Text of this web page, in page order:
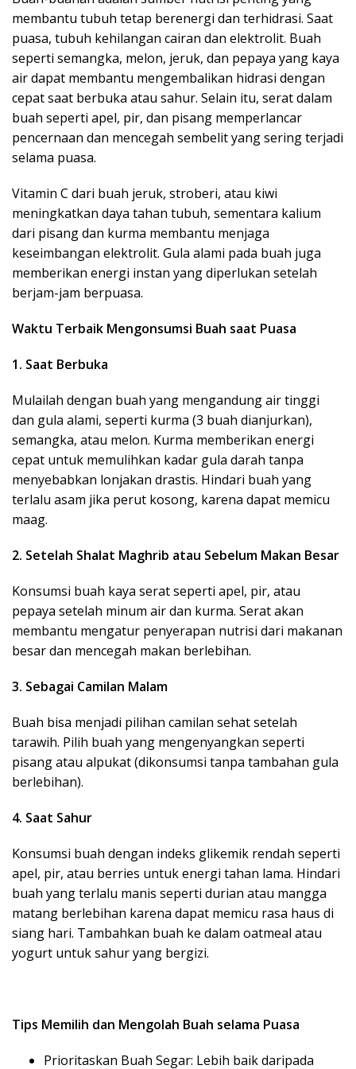
membantu tubuh tetap berenergi dan terhidrasi. Saat
puasa, tubuh kehilangan cairan dan elektrolit. Buah
seperti semangka, melon, jeruk, dan pepaya yang kaya
air dapat membantu mengembalikan hidrasi dengan
cepat saat berbuka atau sahur. Selain itu, serat dalam
buah seperti apel, pir, dan pisang memperlancar
pencernaan dan mencegah sembelit yang sering terjadi
selama puasa.
Vitamin C dari buah jeruk, stroberi, atau kiwi
meningkatkan daya tahan tubuh, sementara kalium
dari pisang dan kurma membantu menjaga
keseimbangan elektrolit. Gula alami pada buah juga
memberikan energi instan yang diperlukan setelah
berjam-jam berpuasa.
Waktu Terbaik Mengonsumsi Buah saat Puasa
1. Saat Berbuka
Mulailah dengan buah yang mengandung air tinggi
dan gula alami, seperti kurma (3 buah dianjurkan),
semangka, atau melon. Kurma memberikan energi
cepat untuk memulihkan kadar gula darah tanpa
menyebabkan lonjakan drastis. Hindari buah yang
terlalu asam jika perut kosong, karena dapat memicu
maag.
2. Setelah Shalat Maghrib atau Sebelum Makan Besar
Konsumsi buah kaya serat seperti apel, pir, atau
pepaya setelah minum air dan kurma. Serat akan
membantu mengatur penyerapan nutrisi dari makanan
besar dan mencegah makan berlebihan.
3. Sebagai Camilan Malam
Buah bisa menjadi pilihan camilan sehat setelah
tarawih. Pilih buah yang mengenyangkan seperti
pisang atau alpukat (dikonsumsi tanpa tambahan gula
berlebihan).
4. Saat Sahur
Konsumsi buah dengan indeks glikemik rendah seperti
apel, pir, atau berries untuk energi tahan lama. Hindari
buah yang terlalu manis seperti durian atau mangga
matang berlebihan karena dapat memicu rasa haus di
siang hari. Tambahkan buah ke dalam oatmeal atau
yogurt untuk sahur yang bergizi.
Tips Memilih dan Mengolah Buah selama Puasa
Prioritaskan Buah Segar: Lebih baik daripada